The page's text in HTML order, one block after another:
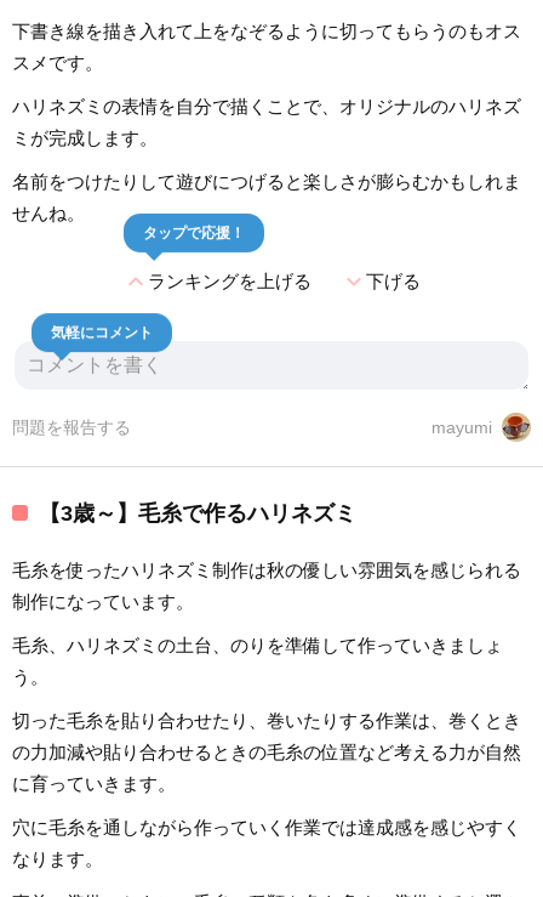
下書き線を描き入れて上をなぞるように切ってもらうのもオス
スメです。
ハリネズミの表情を自分で描くことで、オリジナルのハリネズ
ミが完成します。
名前をつけたりして遊びにつげると楽しさが膨らむかもしれま
せんね。
expand_lessランキングを上げる
タップで応援！
expand_more下げる
気軽にコメント
mayumi
問題を報告する
【3歳～】毛糸で作るハリネズミ
毛糸を使ったハリネズミ制作は秋の優しい雰囲気を感じられる
制作になっています。
毛糸、ハリネズミの土台、のりを準備して作っていきましょ
う。
切った毛糸を貼り合わせたり、巻いたりする作業は、巻くとき
の力加減や貼り合わせるときの毛糸の位置など考える力が自然
に育っていきます。
穴に毛糸を通しながら作っていく作業では達成感を感じやすく
なります。